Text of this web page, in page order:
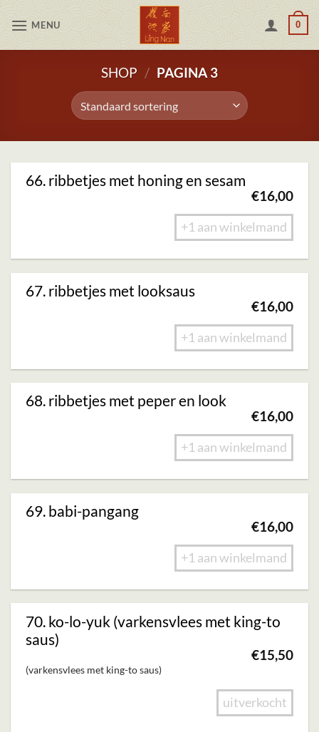
MENU 0
SHOP / PAGINA 3
66. ribbetjes met honing en sesam
€16,00
+1 aan winkelmand
67. ribbetjes met looksaus
€16,00
+1 aan winkelmand
68. ribbetjes met peper en look
€16,00
+1 aan winkelmand
69. babi-pangang
€16,00
+1 aan winkelmand
70. ko-lo-yuk (varkensvlees met king-to
saus)
€15,50
(varkensvlees met king-to saus)
uitverkocht